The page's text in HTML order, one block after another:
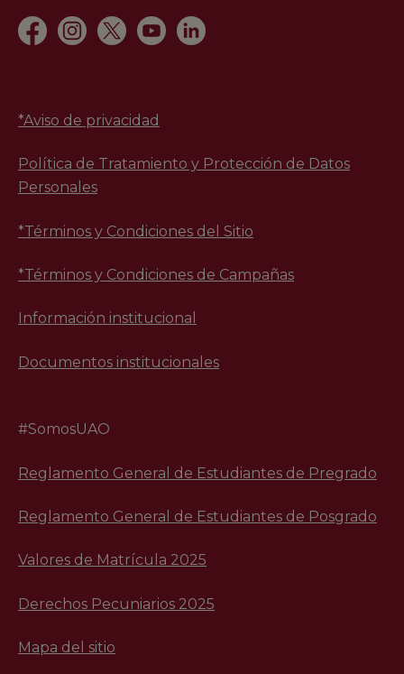
*Aviso de privacidad
Política de Tratamiento y Protección de Datos
Personales
*Términos y Condiciones del Sitio
*Términos y Condiciones de Campañas
Información institucional
Documentos institucionales
#SomosUAO
Reglamento General de Estudiantes de Pregrado
Reglamento General de Estudiantes de Posgrado
Valores de Matrícula 2025
Derechos Pecuniarios 2025
Mapa del sitio